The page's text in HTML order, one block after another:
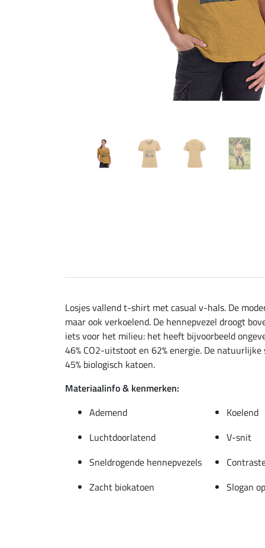
Losjes vallend t-shirt met casual v-hals. De
maar ook verkoelend. De hennepvezel droogt
iets voor het milieu: het heeft bijvoorbeeld
46% CO2-uitstoot en 62% energie. De
45% biologisch katoen.
Materiaalinfo & kenmerken:
Ademend
Koelend
Luchtdoorlatend
V-snit
Sneldrogende hennepvezels
Zacht biokatoen
Slogan